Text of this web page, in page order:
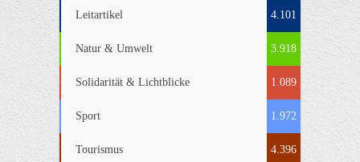
Leitartikel 4.101
Natur & Umwelt 3.918
Solidarität & Lichtblicke 1.089
Sport 1.972
Tourismus 4.396